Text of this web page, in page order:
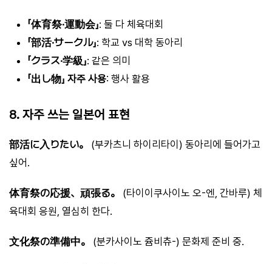
「体育祭·運動会」: 둘 다 체육대회
「部活·サークル」: 학교 vs 대학 동아리
「クラス·学級」: 같은 의미
「出し物」 자주 사용: 행사 활용
8. 자주 쓰는 일본어 표현
部活に入りたい。
(부카츠니 하이리타이) 동아리에 들어가고
싶어.
体育祭の応援、頑張る。
(타이이쿠사이노 오-엔, 간바루) 체
육대회 응원, 열심히 한다.
文化祭の準備中。 (분카사이노 쥼비츄-) 문화제 준비 중.